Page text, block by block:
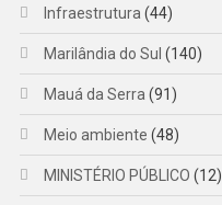
Infraestrutura (44)
Marilândia do Sul (140)
Mauá da Serra (91)
Meio ambiente (48)
MINISTÉRIO PÚBLICO (12)